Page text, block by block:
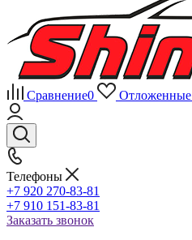
Сравнение0 Отложенные
Телефоны
+7 920 270-83-81
+7 910 151-83-81
Заказать звонок